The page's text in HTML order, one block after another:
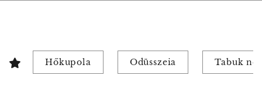
Hőkupola Odüsszeia Tabuk